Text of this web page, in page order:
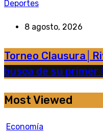
Deportes
8 agosto, 2026
Torneo
busca de su
Most Viewed
Economía